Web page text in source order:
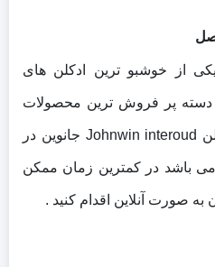
ادکلن Johnwin interoud یکی از خوشبو ترین ادکلن های
دسته پر فروش ترین محصولات
اماراتی می باشد . خرید ادکلن Johnwin interoud جانوین در
باشد در کمترین زمان ممکن
صورت آنلاین اقدام کنید .